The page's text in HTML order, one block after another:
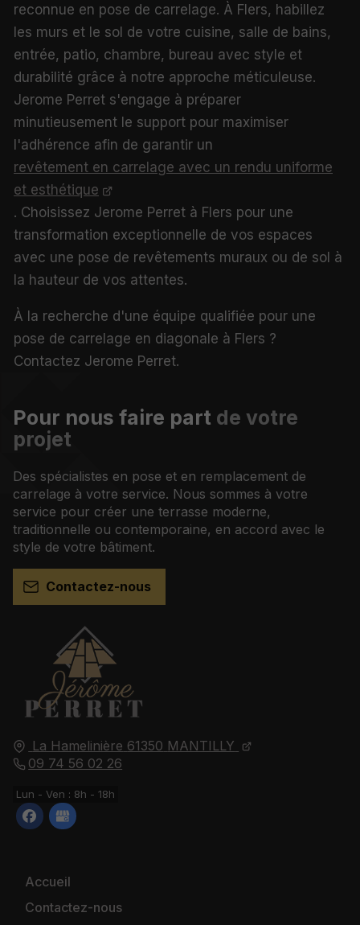
reconnue en pose de carrelage. À Flers, habillez
les murs et le sol de votre cuisine, salle de bains,
entrée, patio, chambre, bureau avec style et
durabilité grâce à notre approche méticuleuse.
Jerome Perret s'engage à préparer
minutieusement le support pour maximiser
l'adhérence afin de garantir un
revêtement en carrelage avec un rendu uniforme
et esthétique
. Choisissez Jerome Perret à Flers pour une
transformation exceptionnelle de vos espaces
avec une pose de revêtements muraux ou de sol à
la hauteur de vos attentes.
À la recherche d'une équipe qualifiée pour une
pose de carrelage en diagonale à Flers ?
Contactez Jerome Perret.
La Hamelinière 61350 MANTILLY
09 74 56 02 26
Lun - Ven : 8h - 18h
Accueil
Contactez-nous
Pour nous faire part de votre
projet
Des spécialistes en pose et en remplacement de
carrelage à votre service. Nous sommes à votre
service pour créer une terrasse moderne,
traditionnelle ou contemporaine, en accord avec le
style de votre bâtiment.
Contactez-nous